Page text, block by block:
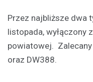
Przez najbliższe dwa
listopada, wyłączony
powiatowej.
oraz DW388.